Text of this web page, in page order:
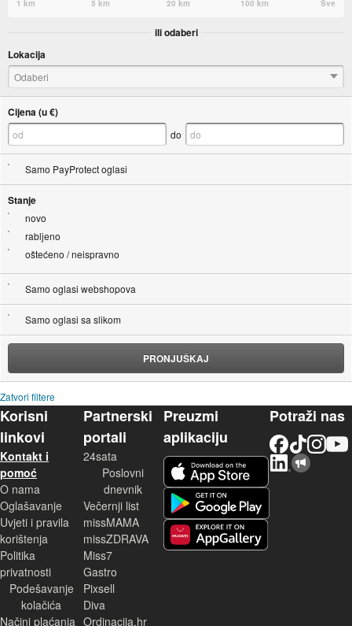
1 km 5 km 20 km 100 km Sve
ili odaberi
Lokacija
Odaberi
Cijena (u €)
do
Samo PayProtect oglasi
Stanje
novo
rabljeno
oštećeno / neispravno
Samo oglasi webshopova
Samo oglasi sa slikom
PRONJUŠKAJ
Zatvori filtere
Korisni
linkovi
Kontakt i
pomoć
O nama
Oglašavanje
Uvjeti i pravila
korištenja
Politika
privatnosti
Podešavanje
kolačića
Načini plaćanja
Partnerski
portali
24sata
Poslovni
dnevnik
Večernji list
missMAMA
missZDRAVA
Miss7
Gastro
Pixsell
Diva
Ordinacija.hr
Preuzmi
aplikaciju
Potraži nas